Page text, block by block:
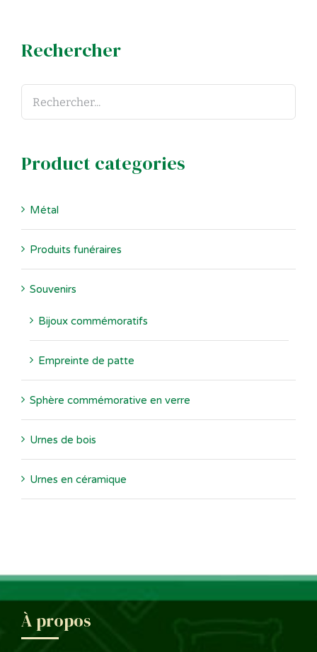
Rechercher
Product categories
Métal
Produits funéraires
Souvenirs
Bijoux commémoratifs
Empreinte de patte
Sphère commémorative en verre
Urnes de bois
Urnes en céramique
À propos